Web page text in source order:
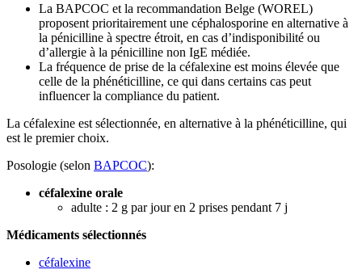
La BAPCOC et la recommandation Belge (WOREL)
proposent prioritairement une céphalosporine en alternative à
la pénicilline à spectre étroit, en cas d’indisponibilité ou
d’allergie à la pénicilline non IgE médiée.
La fréquence de prise de la céfalexine est moins élevée que
celle de la phénéticilline, ce qui dans certains cas peut
influencer la compliance du patient.
La céfalexine est sélectionnée, en alternative à la phénéticilline, qui
est le premier choix.
Posologie (selon BAPCOC):
céfalexine orale
adulte : 2 g par jour en 2 prises pendant 7 j
Médicaments sélectionnés
céfalexine